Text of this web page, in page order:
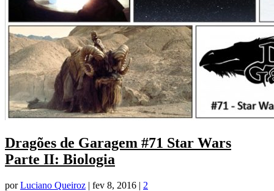
Dragões de Garagem #71 Star Wars
Parte II: Biologia
porLuciano Queiroz | fev 8, 2016 | 2